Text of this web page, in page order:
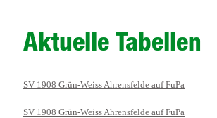
Aktuelle Tabellen
SV 1908 Grün-Weiss Ahrensfelde auf FuPa
SV 1908 Grün-Weiss Ahrensfelde auf FuPa